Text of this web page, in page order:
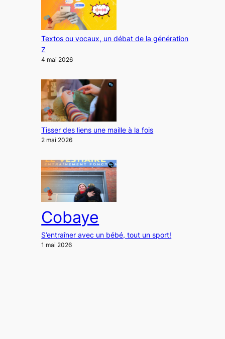
Textos ou vocaux, un débat de la génération
Z
4 mai 2026
Tisser des liens une maille à la fois
2 mai 2026
Cobaye
S’entraîner avec un bébé, tout un sport!
1 mai 2026